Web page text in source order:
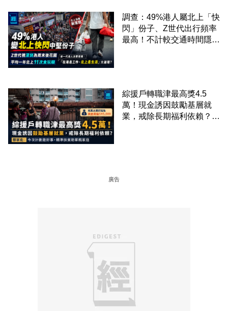
調查：49%港人屬北上「快
閃」份子、Z世代出行頻率
最高！不計較交通時間隱形
綜援戶轉職津最高獎4.5
萬！現金誘因鼓勵基層就
業，戒除長期福利依賴？鄧
廣告